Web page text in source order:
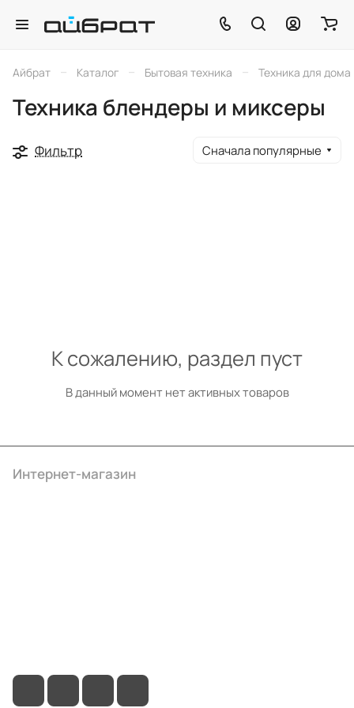
Айбрат – Каталог – Бытовая техника – Техника для дома
Техника блендеры и миксеры
Фильтр Сначала популярные
К сожалению, раздел пуст
В данный момент нет активных товаров
Интернет-магазин